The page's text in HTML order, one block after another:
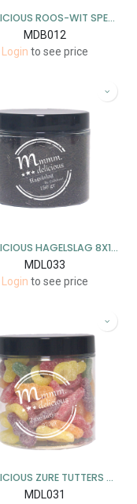
M-DELICIOUS ROOS-WIT SPEK 8X160GR
MDB012
Login to see price
M-DELICIOUS HAGELSLAG 8X150GR
MDL033
Login to see price
M-DELICIOUS ZURE TUTTERS 8X275GR
MDL031